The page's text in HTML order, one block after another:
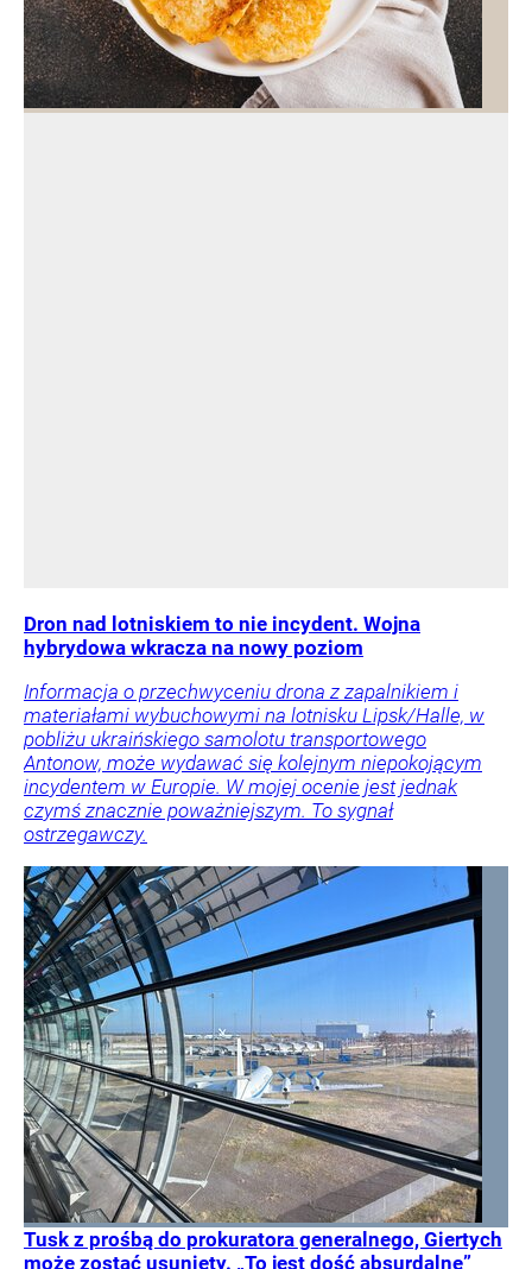
Dron nad lotniskiem to nie incydent. Wojna
hybrydowa wkracza na nowy poziom
Informacja o przechwyceniu drona z zapalnikiem i
materiałami wybuchowymi na lotnisku Lipsk/Halle, w
pobliżu ukraińskiego samolotu transportowego
Antonow, może wydawać się kolejnym niepokojącym
incydentem w Europie. W mojej ocenie jest jednak
czymś znacznie poważniejszym. To sygnał
ostrzegawczy.
Tusk z prośbą do prokuratora generalnego, Giertych
może zostać usunięty. „To jest dość absurdalne”